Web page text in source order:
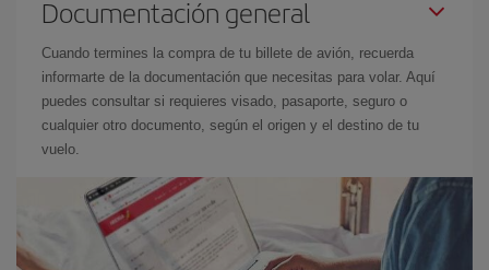
Documentación general
Cuando termines la compra de tu billete de avión, recuerda
informarte de la documentación que necesitas para volar. Aquí
puedes consultar si requieres visado, pasaporte, seguro o
cualquier otro documento, según el origen y el destino de tu
vuelo.